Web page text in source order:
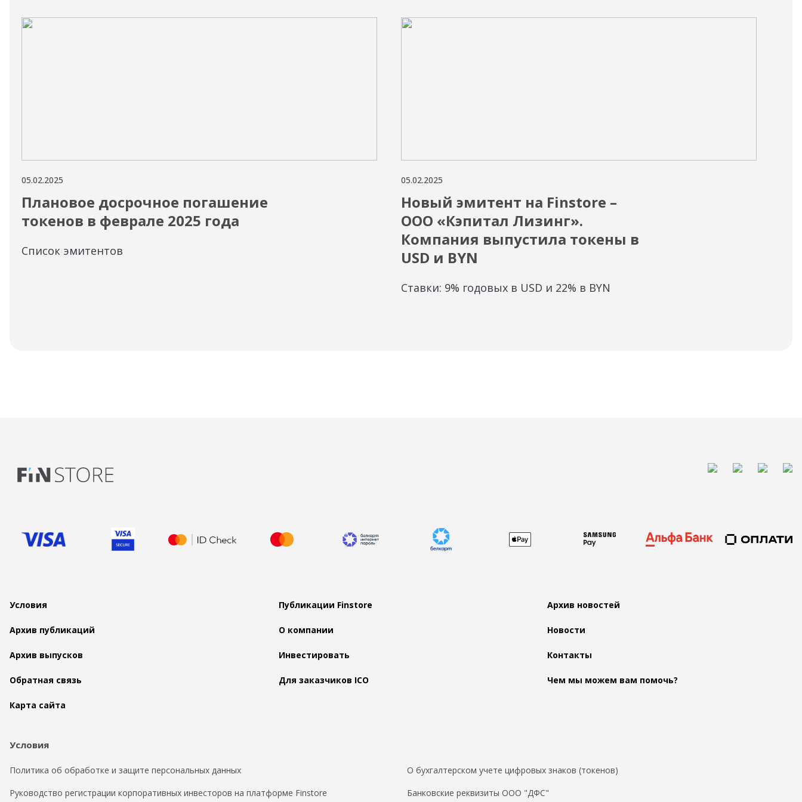
05.02.2025
Плановое досрочное погашение
токенов в феврале 2025 года
Список эмитентов
05.02.2025
Новый эмитент на Finstore –
ООО «Кэпитал Лизинг».
Компания выпустила токены в
USD и BYN
Ставки: 9% годовых в USD и 22% в BYN
Условия Публикации Finstore Архив новостей
Архив публикаций О компании Новости
Архив выпусков Инвестировать Контакты
Обратная связь Для заказчиков ICO Чем мы можем вам помочь?
Карта сайта
Условия
Политика об обработке и защите персональных данных
О бухгалтерском учете цифровых знаков (токенов)
Руководство регистрации корпоративных инвесторов на платформе Finstore
Банковские реквизиты ООО "ДФС"